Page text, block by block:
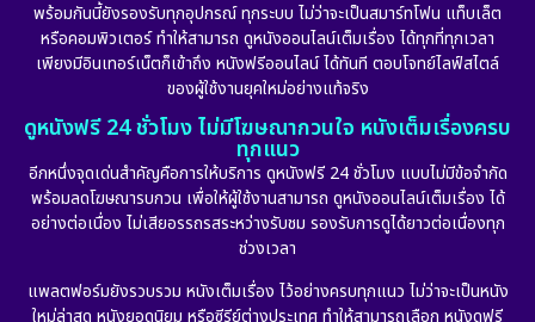
พร้อมกันนี้ยังรองรับทุกอุปกรณ์ ทุกระบบ ไม่ว่าจะเป็นสมาร์ทโฟน แท็บเล็ต
หรือคอมพิวเตอร์ ทำให้สามารถ ดูหนังออนไลน์เต็มเรื่อง ได้ทุกที่ทุกเวลา
เพียงมีอินเทอร์เน็ตก็เข้าถึง หนังฟรีออนไลน์ ได้ทันที ตอบโจทย์ไลฟ์สไตล์
ของผู้ใช้งานยุคใหม่อย่างแท้จริง
ดูหนังฟรี 24 ชั่วโมง ไม่มีโฆษณากวนใจ หนังเต็มเรื่องครบ
ทุกแนว
อีกหนึ่งจุดเด่นสำคัญคือการให้บริการ ดูหนังฟรี 24 ชั่วโมง แบบไม่มีข้อจำกัด
พร้อมลดโฆษณารบกวน เพื่อให้ผู้ใช้งานสามารถ ดูหนังออนไลน์เต็มเรื่อง ได้
อย่างต่อเนื่อง ไม่เสียอรรถรสระหว่างรับชม รองรับการดูได้ยาวต่อเนื่องทุก
ช่วงเวลา
แพลตฟอร์มยังรวบรวม หนังเต็มเรื่อง ไว้อย่างครบทุกแนว ไม่ว่าจะเป็นหนัง
ใหม่ล่าสุด หนังยอดนิยม หรือซีรีย์ต่างประเทศ ทำให้สามารถเลือก หนังดูฟรี